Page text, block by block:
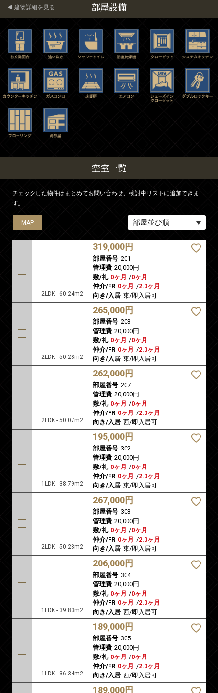
部屋設備
建物詳細を見る
空室一覧
チェックした物件はまとめてお問い合わせ、検討中リストに追加できま
す。
MAP
2LDK - 60.24m2
319,000円
部屋番号 201
管理費 20,000円
敷/礼 0ヶ月 /0ヶ月
仲介/FR 0ヶ月 /2.0ヶ月
向き/入居 東/即入居可
MAP
2LDK - 50.28m2
265,000円
部屋番号 203
管理費 20,000円
敷/礼 0ヶ月 /0ヶ月
仲介/FR 0ヶ月 /2.0ヶ月
向き/入居 東/即入居可
MAP
2LDK - 50.07m2
262,000円
部屋番号 207
管理費 20,000円
敷/礼 0ヶ月 /0ヶ月
仲介/FR 0ヶ月 /2.0ヶ月
向き/入居 西/即入居可
MAP
1LDK - 38.79m2
195,000円
部屋番号 302
管理費 20,000円
敷/礼 0ヶ月 /0ヶ月
仲介/FR 0ヶ月 /2.0ヶ月
向き/入居 東/即入居可
MAP
2LDK - 50.28m2
267,000円
部屋番号 303
管理費 20,000円
敷/礼 0ヶ月 /0ヶ月
仲介/FR 0ヶ月 /2.0ヶ月
向き/入居 東/即入居可
MAP
1LDK - 39.83m2
206,000円
部屋番号 304
管理費 20,000円
敷/礼 0ヶ月 /0ヶ月
仲介/FR 0ヶ月 /2.0ヶ月
向き/入居 西/即入居可
MAP
1LDK - 36.34m2
189,000円
部屋番号 305
管理費 20,000円
敷/礼 0ヶ月 /0ヶ月
仲介/FR 0ヶ月 /2.0ヶ月
向き/入居 西/即入居可
MAP
189,000円
MAP
MAP
MAP
MAP
MAP
MAP
MAP
MAP
MAP
MAP
MAP
MAP
MAP
MAP
MAP
MAP
MAP
MAP
MAP
MAP
MAP
MAP
MAP
MAP
MAP
MAP
MAP
MAP
MAP
MAP
MAP
MAP
MAP
MAP
MAP
MAP
MAP
MAP
MAP
MAP
MAP
MAP
MAP
MAP